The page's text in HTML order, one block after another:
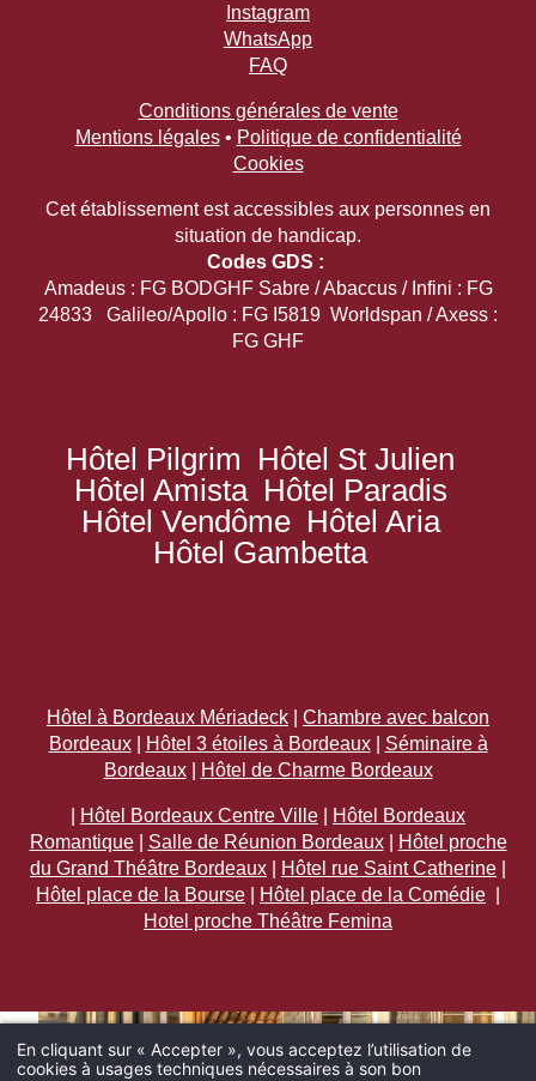
Instagram
WhatsApp
FAQ
Conditions générales de vente
Mentions légales• Politique de confidentialité
Cookies
Cet établissement est accessibles aux personnes en
situation de handicap.
Codes GDS :
Amadeus : FG BODGHF Sabre / Abaccus / Infini : FG
24833 Galileo/Apollo : FG I5819 Worldspan / Axess :
FG GHF
Hôtel Pilgrim
Hôtel St Julien
Hôtel Amista Hôtel Paradis
Hôtel Vendôme Hôtel Aria
Hôtel Gambetta
Hôtel à Bordeaux Mériadeck
Chambre avec balcon
Bordeaux| Hôtel 3 étoiles à Bordeaux| Séminaire à
Bordeaux| Hôtel de Charme Bordeaux
Hôtel Bordeaux Centre Ville
Hôtel Bordeaux
Romantique| Salle de Réunion Bordeaux|
Hôtel proche
du Grand Théâtre Bordeaux
Hôtel rue Saint Catherine
Hôtel place de la Bourse
Hôtel place de la Comédie
Hotel proche Théâtre Femina
En cliquant sur « Accepter », vous acceptez l’utilisation de
cookies à usages techniques nécessaires à son bon